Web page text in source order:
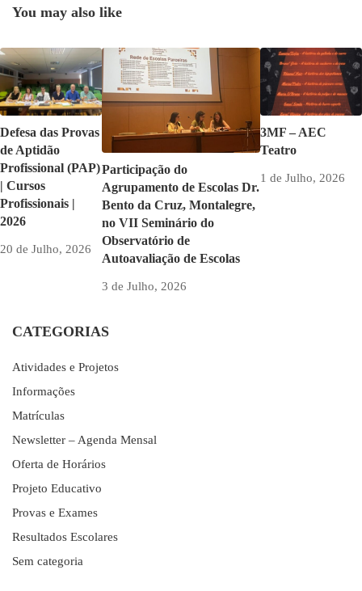
You may also like
Defesa das Provas
de Aptidão
Profissional (PAP)
| Cursos
Profissionais |
2026
20 de Julho, 2026
Participação do
Agrupamento de Escolas Dr.
Bento da Cruz, Montalegre,
no VII Seminário do
Observatório de
Autoavaliação de Escolas
3 de Julho, 2026
3MF – AEC
Teatro
1 de Julho, 2026
CATEGORIAS
Atividades e Projetos
Informações
Matrículas
Newsletter – Agenda Mensal
Oferta de Horários
Projeto Educativo
Provas e Exames
Resultados Escolares
Sem categoria